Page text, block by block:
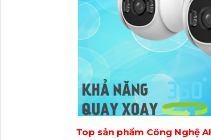
Top sản phẩm Công Nghệ